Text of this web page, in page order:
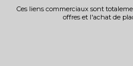
Ces liens commerciaux sont
offres et l'achat de